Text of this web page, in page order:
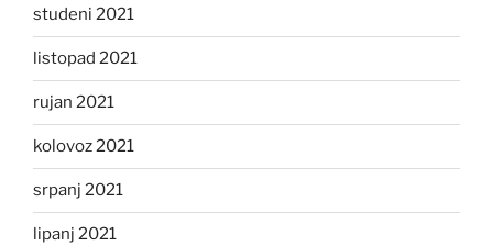
studeni 2021
listopad 2021
rujan 2021
kolovoz 2021
srpanj 2021
lipanj 2021